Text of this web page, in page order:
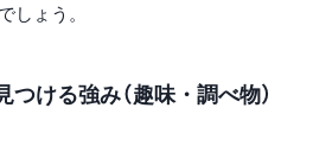
しょう。
つける強み（趣味・調べ物）